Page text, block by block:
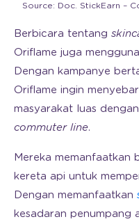
Source: Doc. StickEarn –
Berbicara tentang
Oriflame juga
Dengan kampanye
Oriflame ingin
masyarakat luas
commuter line.
Mereka memanfaatkan
kereta api untuk
Dengan memanfaatkan
kesadaran penumpang